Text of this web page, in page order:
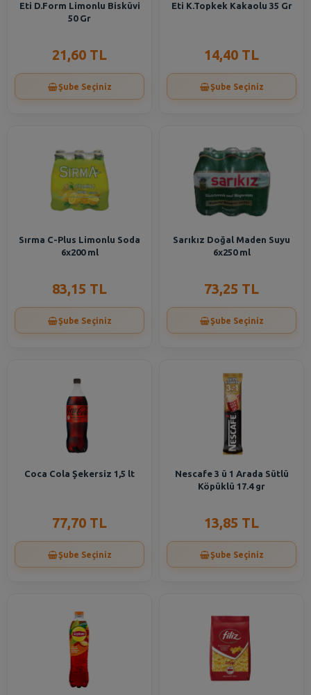
Eti D.Form Limonlu Bisküvi
50 Gr
21,60 TL
Şube Seçiniz
Eti K.Topkek Kakaolu 35 Gr
14,40 TL
Şube Seçiniz
Sırma C-Plus Limonlu Soda
6x200 ml
83,15 TL
Şube Seçiniz
Sarıkız Doğal Maden Suyu
6x250 ml
73,25 TL
Şube Seçiniz
Coca Cola Şekersiz 1,5 lt
77,70 TL
Şube Seçiniz
Nescafe 3 ü 1 Arada Sütlü
Köpüklü 17.4 gr
13,85 TL
Şube Seçiniz